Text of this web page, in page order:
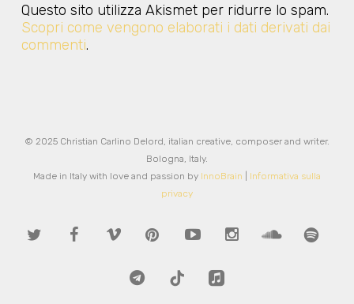
Questo sito utilizza Akismet per ridurre lo spam.
Scopri come vengono elaborati i dati derivati dai
commenti.
© 2025 Christian Carlino Delord, italian creative, composer and writer.
Bologna, Italy.
Made in Italy with love and passion by InnoBrain
Informativa sulla
privacy
twitter facebookvimeo pinterest youtube instagramsoundcloudspotify
telegram tiktok applemusic